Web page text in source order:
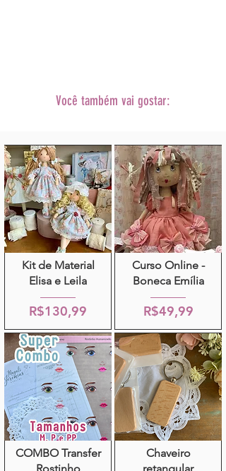
Você também vai gostar:
Kit de Material
Elisa e Leila
R$130,99
COMBO Transfer
Curso Online -
Boneca Emília
R$49,99
Chaveiro